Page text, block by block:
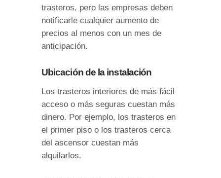
trasteros, pero las empresas deben
notificarle cualquier aumento de
precios al menos con un mes de
anticipación.
Ubicación de la instalación
Los trasteros interiores de más fácil
acceso o más seguras cuestan más
dinero. Por ejemplo, los trasteros en
el primer piso o los trasteros cerca
del ascensor cuestan más
alquilarlos.